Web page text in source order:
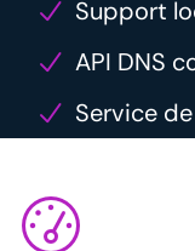
Support
API DNS
Service